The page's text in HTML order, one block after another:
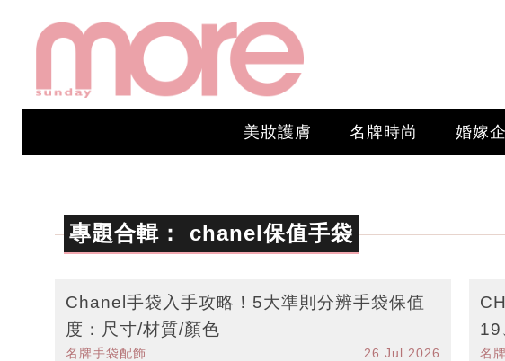
美妝護膚 名牌時尚 婚嫁
專題合輯： chanel保值手袋
Chanel手袋入手攻略！5大準則分辨手袋保值
度：尺寸/材質/顏色
名牌手袋配飾 26 Jul 2026
19
名